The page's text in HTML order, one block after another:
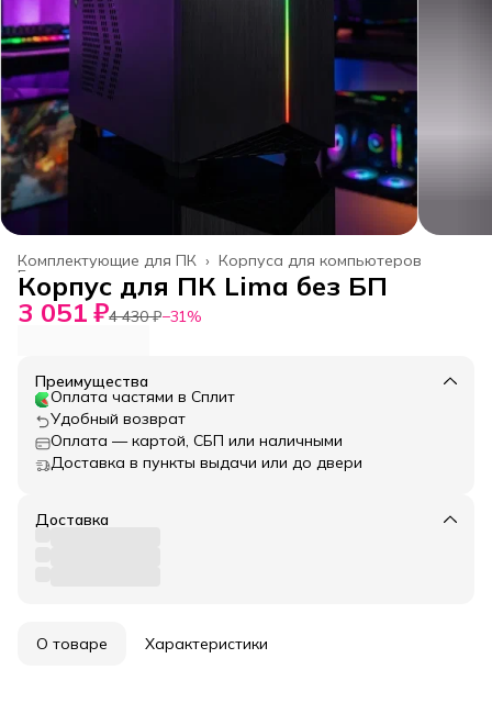
Корпуса для компьютеров
Комплектующие для ПК ›
Главная
Корпус для ПК Lima без БП
3 051 ₽4 430 ₽−31%
Преимущества
Оплата частями в Сплит
Удобный возврат
Оплата — картой, СБП или наличными
Доставка в пункты выдачи или до двери
Доставка
О товаре Характеристики